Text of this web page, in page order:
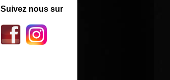
Suivez nous sur